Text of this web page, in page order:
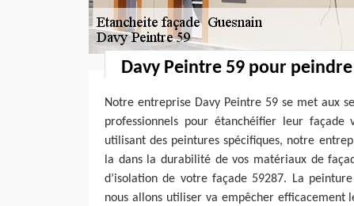
Davy Peintre 59 pour
Notre entreprise Davy Peintre 59 se met aux
professionnels pour étanchéifier leur façade
utilisant des peintures spécifiques, notre
la dans la durabilité de vos matériaux de
d’isolation de votre façade 59287. La
nous allons utiliser va empêcher efficacement